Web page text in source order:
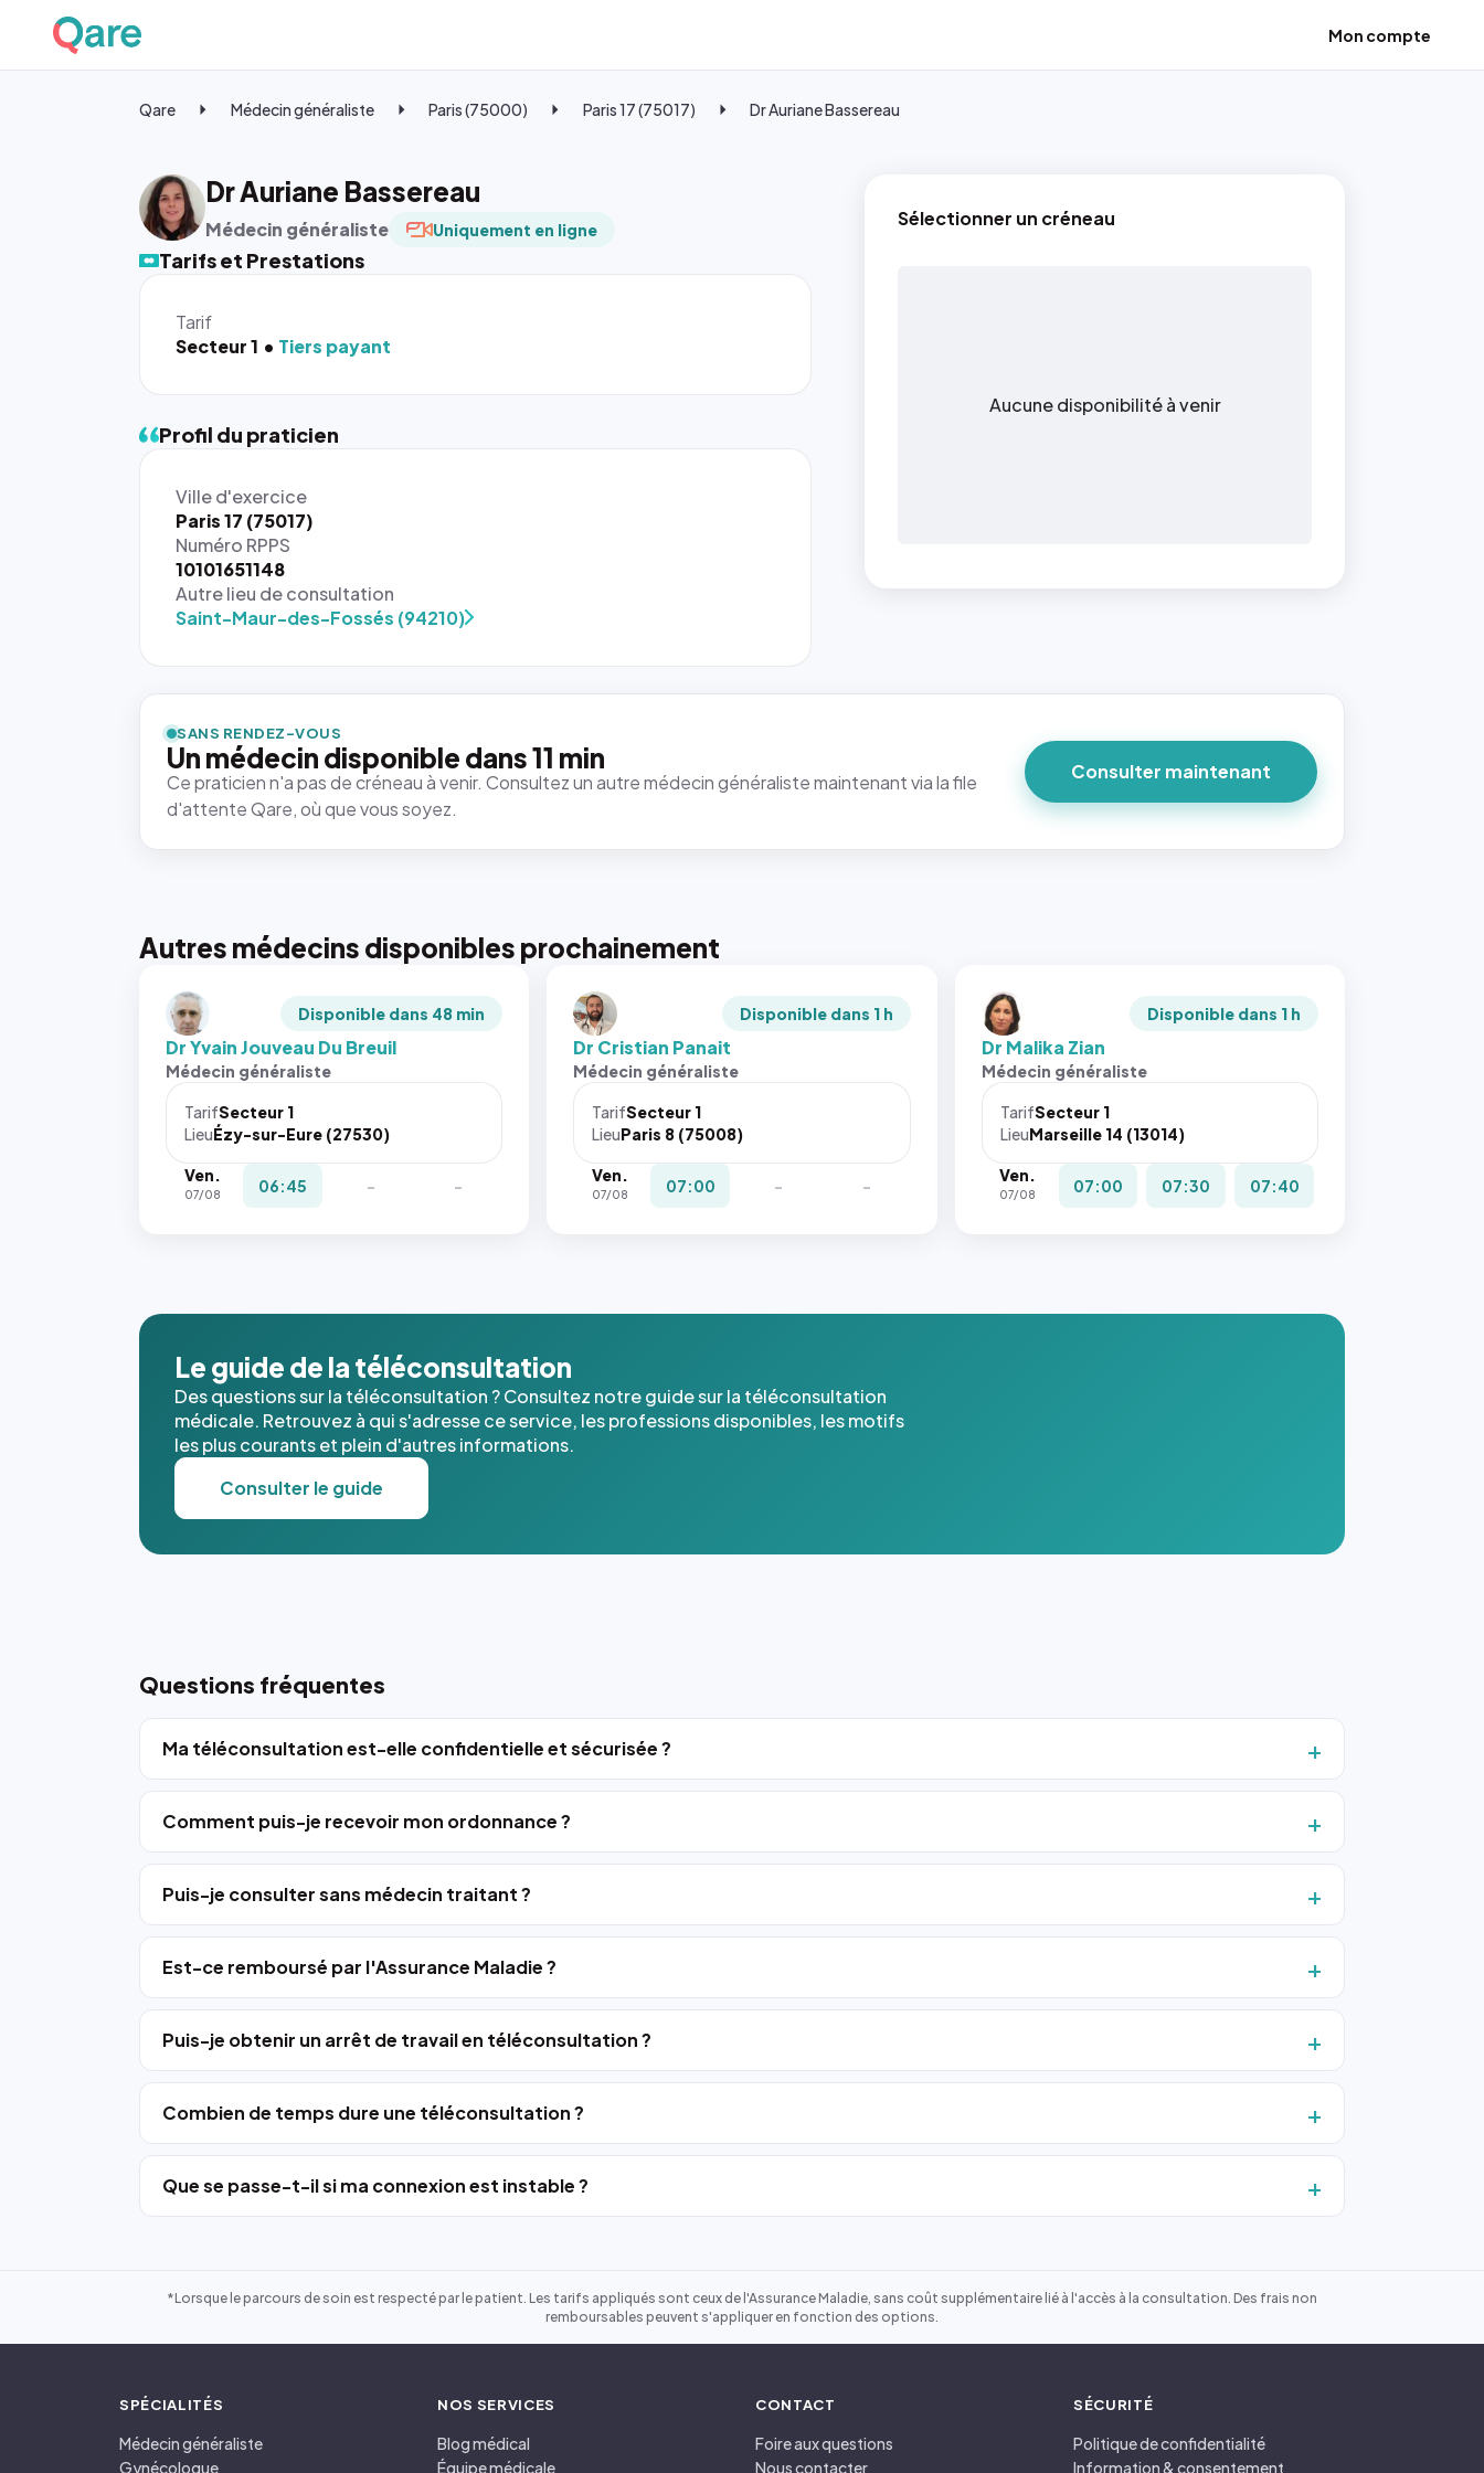
Mon compte
Qare Médecin généraliste Paris (75000) Paris 17 (75017) Dr Auriane Bassereau
Dr Auriane Bassereau
Médecin généraliste Uniquement en ligne
Tarifs et Prestations
Tarif
Secteur 1
Tiers payant
Sélectionner un créneau
Aucune disponibilité à venir
Profil du praticien
Ville d'exercice
Paris 17 (75017)
Numéro RPPS
10101651148
Autre lieu de consultation
Saint-Maur-des-Fossés (94210)
SANS RENDEZ-VOUS
Un médecin disponible dans 11 min
Ce praticien n'a pas de créneau à venir. Consultez un autre médecin généraliste maintenant via la file
d'attente Qare, où que vous soyez.
Consulter maintenant
Autres médecins disponibles prochainement
Disponible dans 48 min
Dr Yvain Jouveau Du Breuil
Médecin généraliste
TarifSecteur 1
LieuÉzy-sur-Eure (27530)
Ven.
07/08 06:45 - -
Disponible dans 1 h
Dr Cristian Panait
Médecin généraliste
TarifSecteur 1
LieuParis 8 (75008)
Ven.
07/08 07:00 - -
Disponible dans 1 h
Dr Malika Zian
Médecin généraliste
TarifSecteur 1
LieuMarseille 14 (13014)
Ven.
07/08 07:00 07:30 07:40
Le guide de la téléconsultation
Des questions sur la téléconsultation ? Consultez notre guide sur la téléconsultation
médicale. Retrouvez à qui s'adresse ce service, les professions disponibles, les motifs
les plus courants et plein d'autres informations.
Consulter le guide
Questions fréquentes
Ma téléconsultation est-elle confidentielle et sécurisée ?
Comment puis-je recevoir mon ordonnance ?
Puis-je consulter sans médecin traitant ?
Est-ce remboursé par l'Assurance Maladie ?
Puis-je obtenir un arrêt de travail en téléconsultation ?
Combien de temps dure une téléconsultation ?
Que se passe-t-il si ma connexion est instable ?
*Lorsque le parcours de soin est respecté par le patient. Les tarifs appliqués sont ceux de l'Assurance Maladie, sans coût supplémentaire lié à l'accès à la consultation. Des frais non
remboursables peuvent s'appliquer en fonction des options.
SPÉCIALITÉS
Médecin généraliste
Gynécologue
NOS SERVICES
Blog médical
Équipe médicale
CONTACT
Foire aux questions
Nous contacter
SÉCURITÉ
Politique de confidentialité
Information & consentement